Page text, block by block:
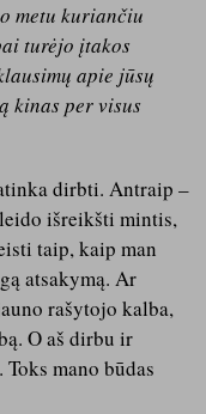
metu kuriančiu
turėjo įtakos
apie jūsų
kinas per visus
dirbti. Antraip –
išreikšti mintis,
taip, kaip man
atsakymą. Ar
rašytojo kalba,
O aš dirbu ir
mano būdas